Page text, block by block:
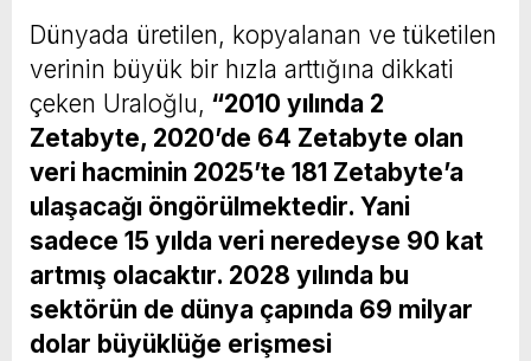
Dünyada üretilen, kopyalanan ve tüketilen
verinin büyük bir hızla arttığına dikkati
çeken Uraloğlu, “2010 yılında 2
Zetabyte, 2020’de 64 Zetabyte olan
veri hacminin 2025’te 181 Zetabyte’a
ulaşacağı öngörülmektedir. Yani
sadece 15 yılda veri neredeyse 90 kat
artmış olacaktır. 2028 yılında bu
sektörün de dünya çapında 69 milyar
dolar büyüklüğe erişmesi